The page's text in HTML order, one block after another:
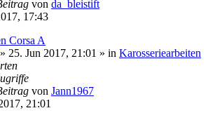
von da_bleistift
17:43
Corsa A
» 25. Jun 2017, 21:01 » in Karosseriearbeiten
von Jann1967
21:01